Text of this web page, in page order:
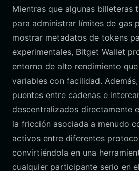
Mientras que algunas billeteras
para administrar límites de gas
mostrar metadatos de tokens
experimentales, Bitget Wallet
entorno de alto rendimiento
variables con facilidad.
puentes entre cadenas e
descentralizados directamente
la fricción asociada a menudo
activos entre diferentes
convirtiéndola en una
cualquier participante serio en